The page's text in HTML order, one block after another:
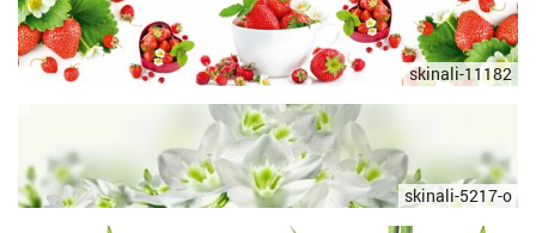
skinali-11182
skinali-5217-o